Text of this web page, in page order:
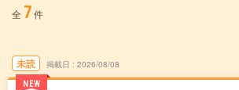
全 7件
未読
NEW
掲載日 2026/08/08